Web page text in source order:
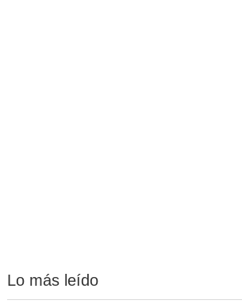
Lo más leído